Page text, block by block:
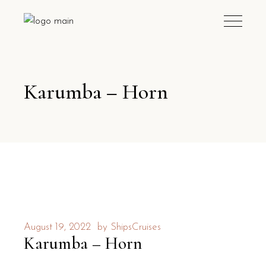
Karumba – Horn
August 19, 2022 by ShipsCruises
Karumba – Horn